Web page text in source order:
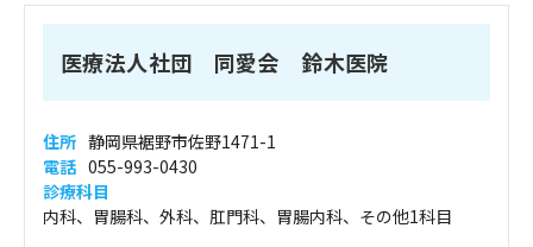
医療法人社団 同愛会 鈴木医院
住所 静岡県裾野市佐野1471-1
電話 055-993-0430
診療科目
内科、胃腸科、外科、肛門科、胃腸内科、その他1科目